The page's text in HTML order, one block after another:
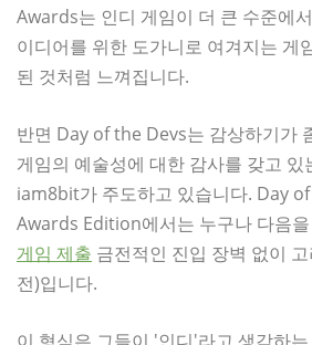
Awards는 인디 게임이 더 큰 수준에
이디어를 위한 도가니로 여겨지는 게
된 것처럼 느껴집니다.
반면 Day of the Devs는 감상하기가
게임의 예술성에 대한 감사를 갖고
iam8bit가 주도하고 있습니다. Day
Awards Edition에서는 누구나 다음
게임 제출 금전적인 진입 장벽 없이
전)입니다.